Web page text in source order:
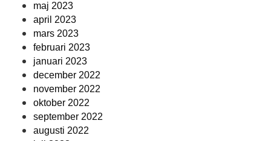
maj 2023
april 2023
mars 2023
februari 2023
januari 2023
december 2022
november 2022
oktober 2022
september 2022
augusti 2022